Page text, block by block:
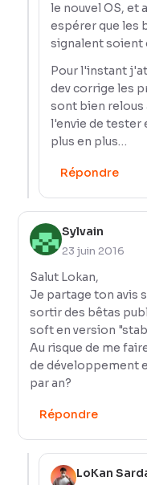
le nouvel OS, et
espérer que les
signalent soient
Pour l'instant
dev corrige les
sont bien relous
l'envie de tester
plus en plus…
Répondre
Sylvain
23 juin 2016
Salut Lokan,
Je partage ton avis
sortir des bêtas
soft en version
Au risque de me
de développement
par an?
Répondre
LoKan